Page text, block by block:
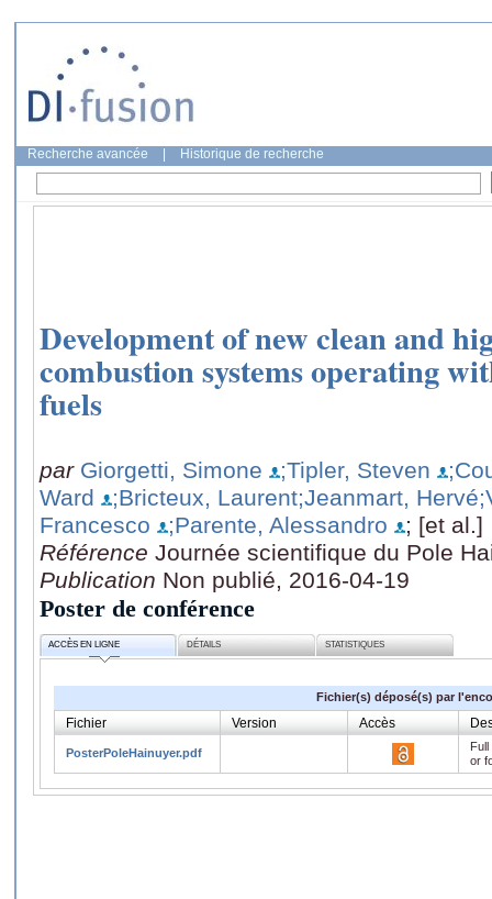
Recherche avancée Historique de recherche
Development of new clean and
combustion systems operating
fuels
par Giorgetti, Simone ;Tipler, Steven
Ward
;Bricteux, Laurent;Jeanmart, Hervé
Francesco
;Parente, Alessandro
; [et al.]
Référence Journée scientifique du Pole
Publication Non publié, 2016-04-19
Poster de conférence
ACCÈS EN LIGNE DÉTAILS STATISTIQUES
Fichier(s) déposé(s) par
Fichier Version Accès
PosterPoleHainuyer.pdf
or